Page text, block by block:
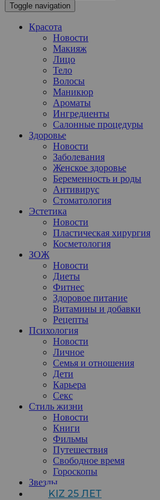
Toggle navigation
Красота
Новости
Макияж
Лицо
Тело
Волосы
Маникюр
Ароматы
Ингредиенты
Салонные процедуры
Здоровье
Новости
Заболевания
Женское здоровье
Беременность и роды
Антивирус
Стоматология
Эстетика
Новости
Пластическая хирургия
Косметология
ЗОЖ
Новости
Диеты
Фитнес
Здоровое питание
Витамины и добавки
Рецепты
Психология
Новости
Личное
Семья и отношения
Дети
Карьера
Секс
Стиль жизни
Новости
Книги
Фильмы
Путешествия
Свободное время
Гороскопы
Звезды
KIZ 25 ЛЕТ